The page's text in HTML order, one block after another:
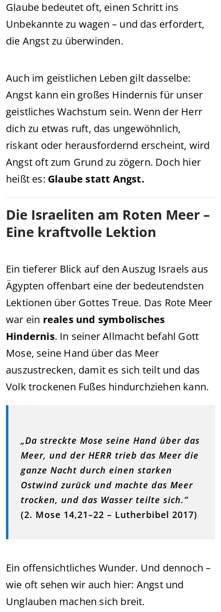
Glaube bedeutet oft, einen Schritt ins
Unbekannte zu wagen – und das erfordert,
die Angst zu überwinden.
Auch im geistlichen Leben gilt dasselbe:
Angst kann ein großes Hindernis für unser
geistliches Wachstum sein. Wenn der Herr
dich zu etwas ruft, das ungewöhnlich,
riskant oder herausfordernd erscheint, wird
Angst oft zum Grund zu zögern. Doch hier
heißt es: Glaube statt Angst.
Die Israeliten am Roten Meer –
Eine kraftvolle Lektion
Ein tieferer Blick auf den Auszug Israels aus
Ägypten offenbart eine der bedeutendsten
Lektionen über Gottes Treue. Das Rote Meer
war ein reales und symbolisches
Hindernis. In seiner Allmacht befahl Gott
Mose, seine Hand über das Meer
auszustrecken, damit es sich teilt und das
Volk trockenen Fußes hindurchziehen kann.
„Da streckte Mose seine Hand über das
Meer, und der HERR trieb das Meer die
ganze Nacht durch einen starken
Ostwind zurück und machte das Meer
trocken, und das Wasser teilte sich.“
(2. Mose 14,21–22 – Lutherbibel 2017)
Ein offensichtliches Wunder. Und dennoch –
wie oft sehen wir auch hier: Angst und
Unglauben machen sich breit.